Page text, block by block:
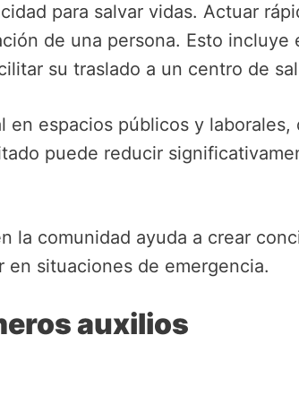
para salvar vidas. Actuar
de una persona. Esto incluye
su traslado a un centro de
en espacios públicos y laborales,
puede reducir
la comunidad ayuda a crear
en situaciones de emergencia.
auxilios